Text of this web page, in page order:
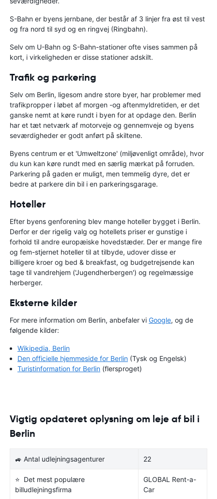
S-Bahn er byens jernbane, der består af 3 linjer fra øst til vest
og fra nord til syd og en ringvej (Ringbahn).
Selv om U-Bahn og S-Bahn-stationer ofte vises sammen på
kort, i virkeligheden er disse stationer adskilt.
Trafik og parkering
Selv om Berlin, ligesom andre store byer, har problemer med
trafikpropper i løbet af morgen -og aftenmyldretiden, er det
ganske nemt at køre rundt i byen for at opdage den. Berlin
har et tæt netværk af motorveje og gennemveje og byens
seværdigheder er godt anført på skiltene.
Byens centrum er et 'Umweltzone' (miljøvenligt område), hvor
du kun kan køre rundt med en særlig mærkat på forruden.
Parkering på gaden er muligt, men temmelig dyre, det er
bedre at parkere din bil i en parkeringsgarage.
Hoteller
Efter byens genforening blev mange hoteller bygget i Berlin.
Derfor er der rigelig valg og hotellets priser er gunstige i
forhold til andre europæiske hovedstæder. Der er mange fire
og fem-stjernet hoteller til at tilbyde, udover disse er
billigere kroer og bed & breakfast, og budgetrejsende kan
tage til vandrehjem ('Jugendherbergen') og regelmæssige
herberger.
Eksterne kilder
For mere information om Berlin, anbefaler vi Google, og de
følgende kilder:
Wikipedia, Berlin
Den officielle hjemmeside for Berlin (Tysk og Engelsk)
Turistinformation for Berlin (flersproget)
Vigtig opdateret oplysning om leje af bil i
Berlin
🚙 Antal udlejningsagenturer 22
⭐ Det mest populære
billudlejningsfirma
GLOBAL Rent-a-
Car